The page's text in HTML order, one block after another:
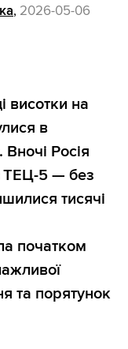
, 2026-05-06
висотки на
в
Росія
ТЕЦ-5 — без
тисячі
початком
та порятунок